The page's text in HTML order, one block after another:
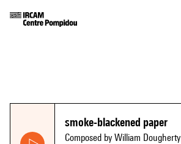
smoke-blackened paper
Composed by William Dougherty